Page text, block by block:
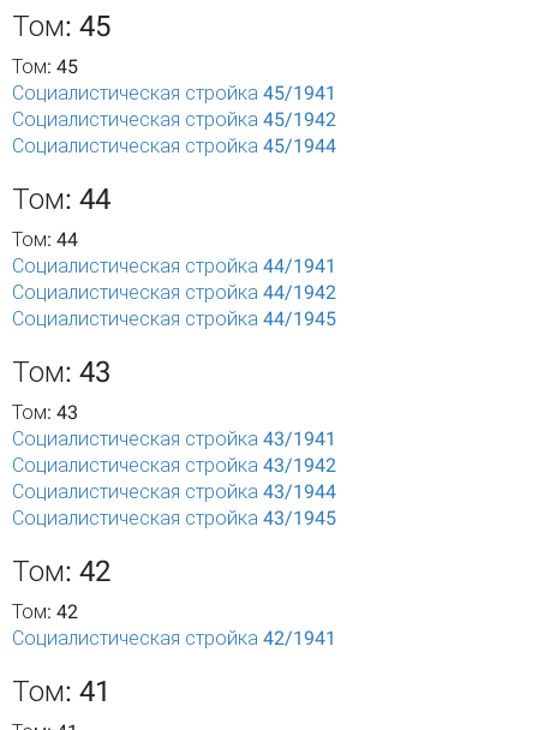
Том: 45
Том: 45
Социалистическая стройка 45/1941
Социалистическая стройка 45/1942
Социалистическая стройка 45/1944
Том: 44
Том: 44
Социалистическая стройка 44/1941
Социалистическая стройка 44/1942
Социалистическая стройка 44/1945
Том: 43
Том: 43
Социалистическая стройка 43/1941
Социалистическая стройка 43/1942
Социалистическая стройка 43/1944
Социалистическая стройка 43/1945
Том: 42
Том: 42
Социалистическая стройка 42/1941
Том: 41